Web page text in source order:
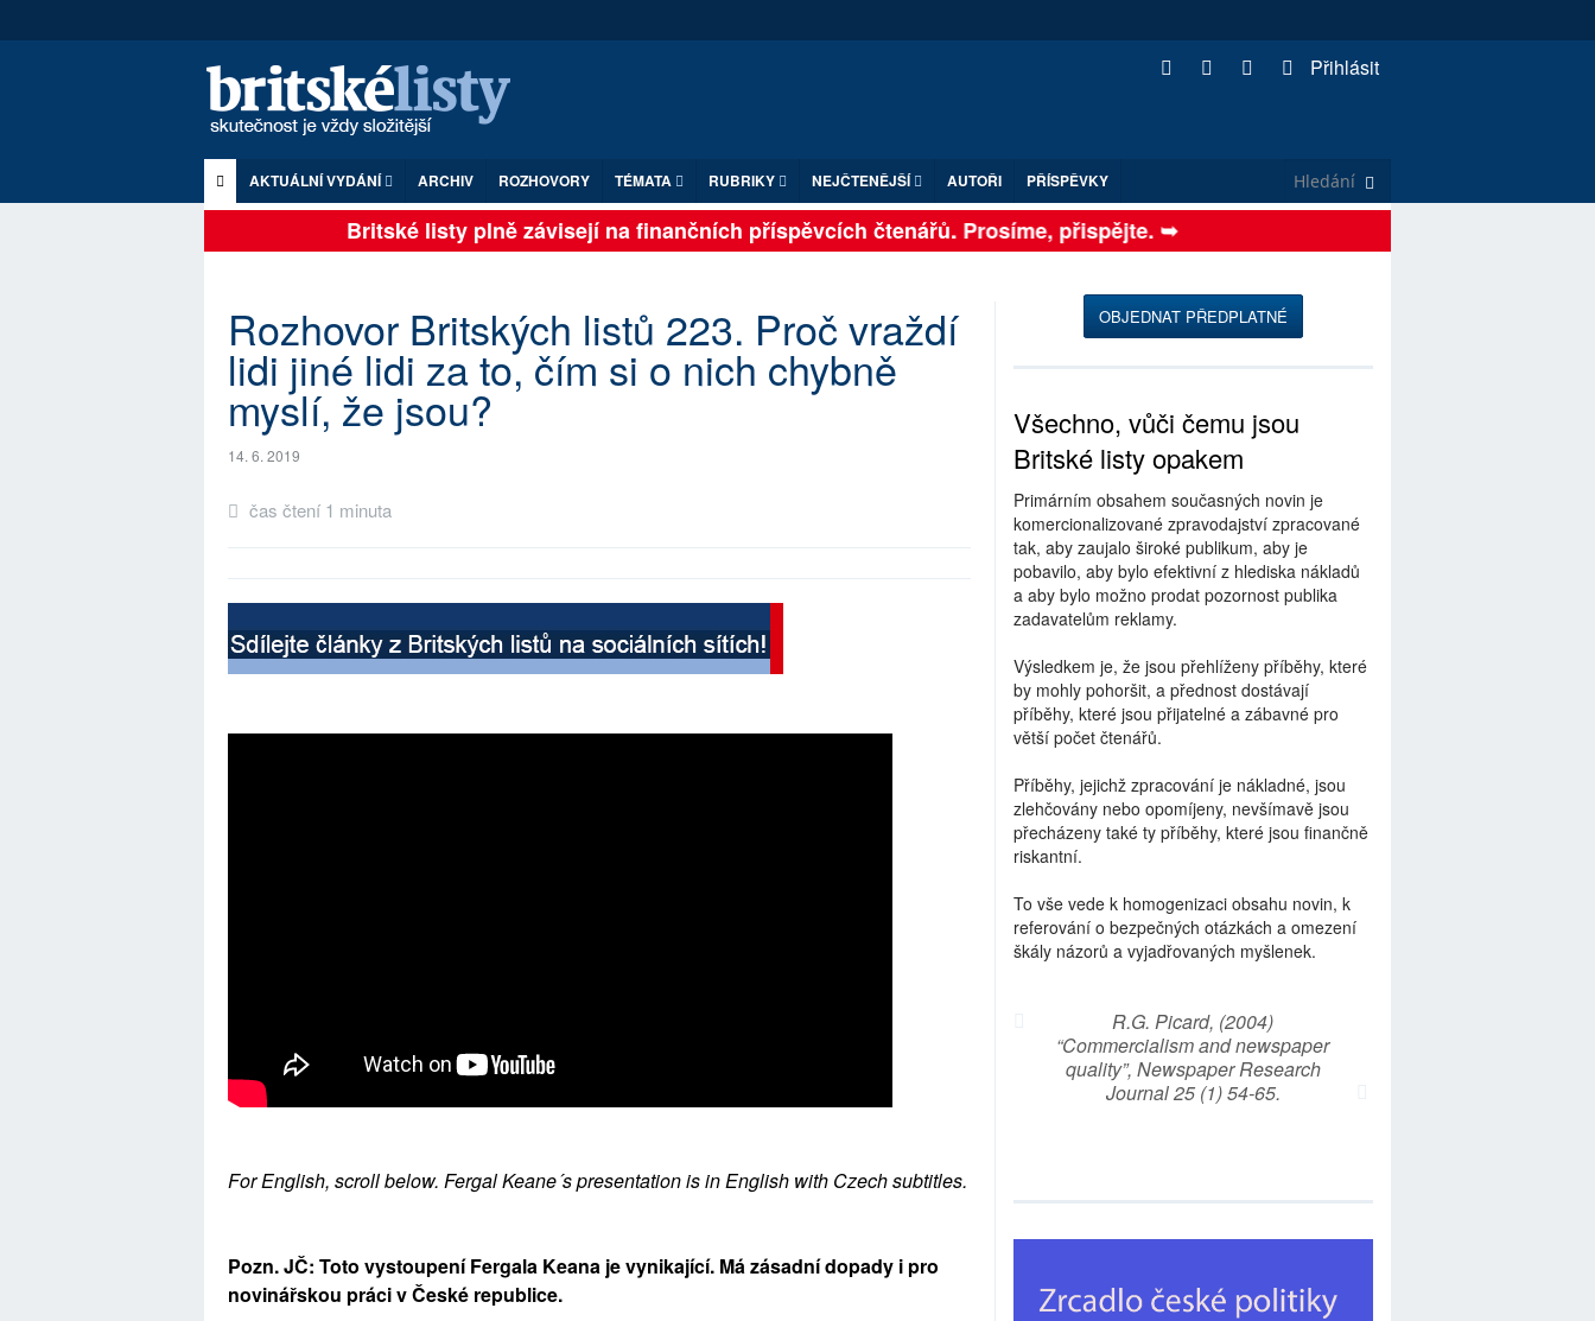
Přihlásit
AKTUÁLNÍ VYDÁNÍ ARCHIV ROZHOVORY TÉMATA RUBRIKY NEJČTENĚJŠÍ AUTOŘI PŘÍSPĚVKY
Britské listy plně závisejí na finančních příspěvcích čtenářů. Prosíme, přispějte. ➥
Rozhovor Britských listů 223. Proč vraždí
lidi jiné lidi za to, čím si o nich chybně
myslí, že jsou?
14. 6. 2019
čas čtení 1 minuta
For English, scroll below. Fergal Keane´s presentation is in English with Czech subtitles.
Pozn. JČ: Toto vystoupení Fergala Keana je vynikající. Má zásadní dopady i pro
novinářskou práci v České republice.
OBJEDNAT PŘEDPLATNÉ
Všechno, vůči čemu jsou
Britské listy opakem
Primárním obsahem současných novin je
komercionalizované zpravodajství zpracované
tak, aby zaujalo široké publikum, aby je
pobavilo, aby bylo efektivní z hlediska nákladů
a aby bylo možno prodat pozornost publika
zadavatelům reklamy.
Výsledkem je, že jsou přehlíženy příběhy, které
by mohly pohoršit, a přednost dostávají
příběhy, které jsou přijatelné a zábavné pro
větší počet čtenářů.
Příběhy, jejichž zpracování je nákladné, jsou
zlehčovány nebo opomíjeny, nevšímavě jsou
přecházeny také ty příběhy, které jsou finančně
riskantní.
To vše vede k homogenizaci obsahu novin, k
referování o bezpečných otázkách a omezení
škály názorů a vyjadřovaných myšlenek.
R.G. Picard, (2004)
“Commercialism and newspaper
quality”, Newspaper Research
Journal 25 (1) 54-65.